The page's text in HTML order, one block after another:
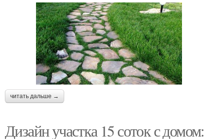
читать дальше →
Дизайн участка 15 соток с домом: